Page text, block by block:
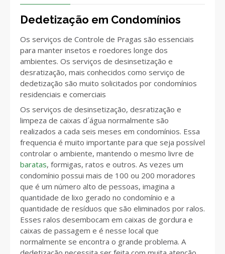
Dedetização em Condomínios
Os serviços de Controle de Pragas são essenciais
para manter insetos e roedores longe dos
ambientes. Os serviços de desinsetização e
desratização, mais conhecidos como serviço de
dedetização são muito solicitados por condomínios
residenciais e comerciais
Os serviços de desinsetização, desratização e
limpeza de caixas d´água normalmente são
realizados a cada seis meses em condomínios. Essa
frequencia é muito importante para que seja possível
controlar o ambiente, mantendo o mesmo livre de
baratas, formigas, ratos e outros. As vezes um
condomínio possui mais de 100 ou 200 moradores
que é um número alto de pessoas, imagina a
quantidade de lixo gerado no condomínio e a
quantidade de resíduos que são eliminados por ralos.
Esses ralos desembocam em caixas de gordura e
caixas de passagem e é nesse local que
normalmente se encontra o grande problema. A